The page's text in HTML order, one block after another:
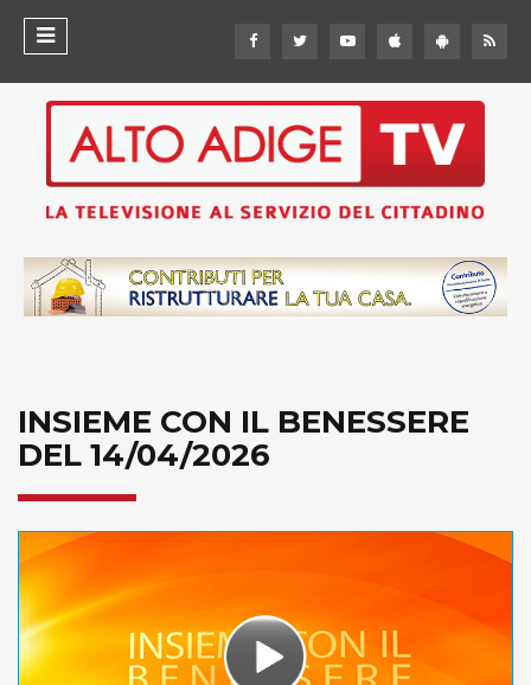
INSIEME CON IL BENESSERE
DEL 14/04/2026